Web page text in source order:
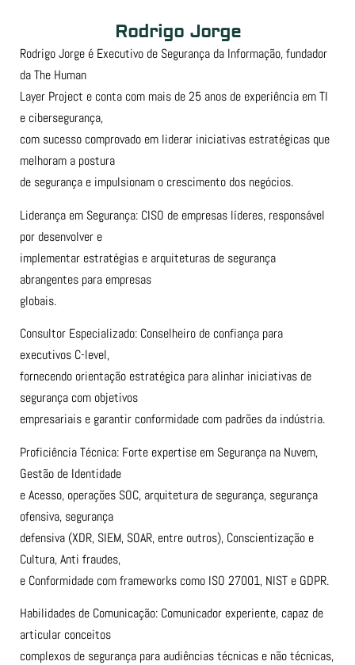
Rodrigo Jorge
Rodrigo Jorge é Executivo de Segurança da Informação, fundador
da The Human
Layer Project e conta com mais de 25 anos de experiência em TI
e cibersegurança,
com sucesso comprovado em liderar iniciativas estratégicas que
melhoram a postura
de segurança e impulsionam o crescimento dos negócios.
Liderança em Segurança: CISO de empresas líderes, responsável
por desenvolver e
implementar estratégias e arquiteturas de segurança
abrangentes para empresas
globais.
Consultor Especializado: Conselheiro de confiança para
executivos C-level,
fornecendo orientação estratégica para alinhar iniciativas de
segurança com objetivos
empresariais e garantir conformidade com padrões da indústria.
Proficiência Técnica: Forte expertise em Segurança na Nuvem,
Gestão de Identidade
e Acesso, operações SOC, arquitetura de segurança, segurança
ofensiva, segurança
defensiva (XDR, SIEM, SOAR, entre outros), Conscientização e
Cultura, Anti fraudes,
e Conformidade com frameworks como ISO 27001, NIST e GDPR.
Habilidades de Comunicação: Comunicador experiente, capaz de
articular conceitos
complexos de segurança para audiências técnicas e não técnicas,